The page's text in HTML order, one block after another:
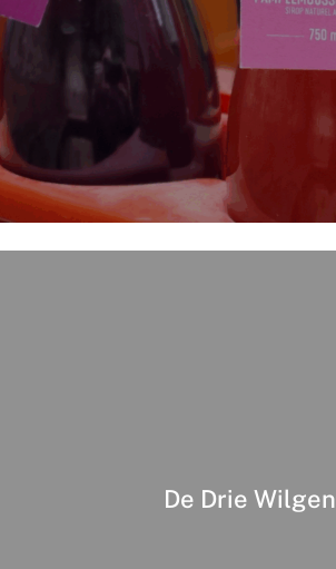
De Drie Wilgen